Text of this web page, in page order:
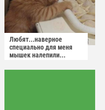
Любят...наверное
специально для меня
мышек налепили...